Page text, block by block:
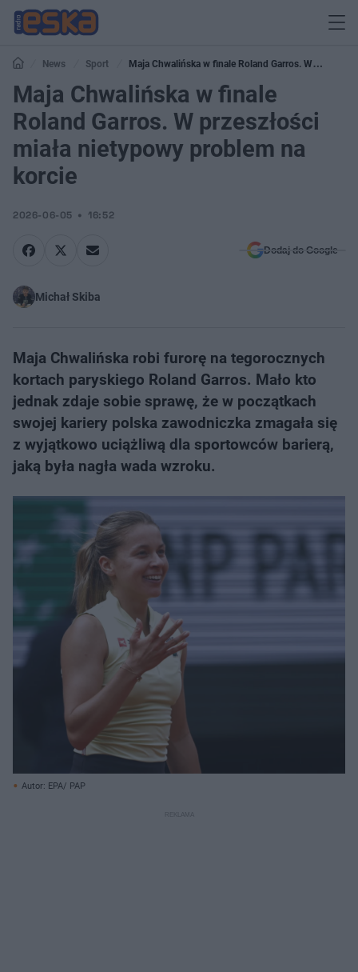
News Sport
Maja Chwalińska w finale Roland Garros. W
przeszłości miała nietypowy problem na korcie
Maja Chwalińska w finale
Roland Garros. W przeszłości
miała nietypowy problem na
korcie
2026-06-05 16:52
Dodaj do Google
Michał Skiba
Maja Chwalińska robi furorę na tegorocznych
kortach paryskiego Roland Garros. Mało kto
jednak zdaje sobie sprawę, że w początkach
swojej kariery polska zawodniczka zmagała się
z wyjątkowo uciążliwą dla sportowców barierą,
jaką była nagła wada wzroku.
Autor: EPA/ PAP